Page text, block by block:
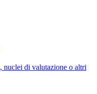
nuclei di valutazione o altri